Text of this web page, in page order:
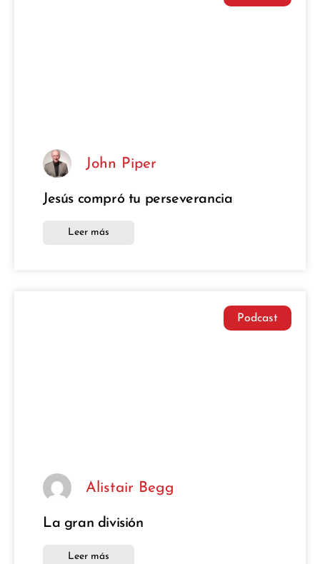
John Piper
Jesús compró tu perseverancia
Leer más
Podcast
Alistair Begg
La gran división
Leer más